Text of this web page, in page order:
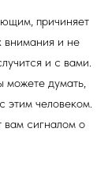
причиняет
внимания и не
и с вами.
можете думать,
этим человеком.
вам сигналом о